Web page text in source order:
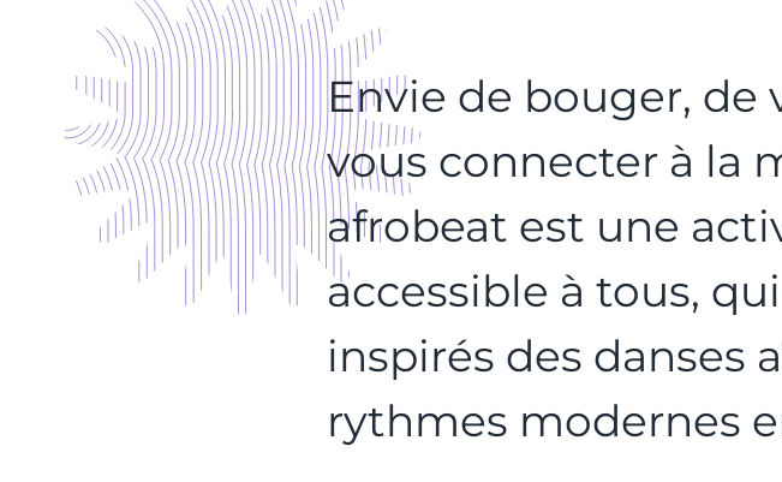
Envie de bouger, de
vous connecter à la
afrobeat est une
accessible à tous,
inspirés des danses
rythmes modernes